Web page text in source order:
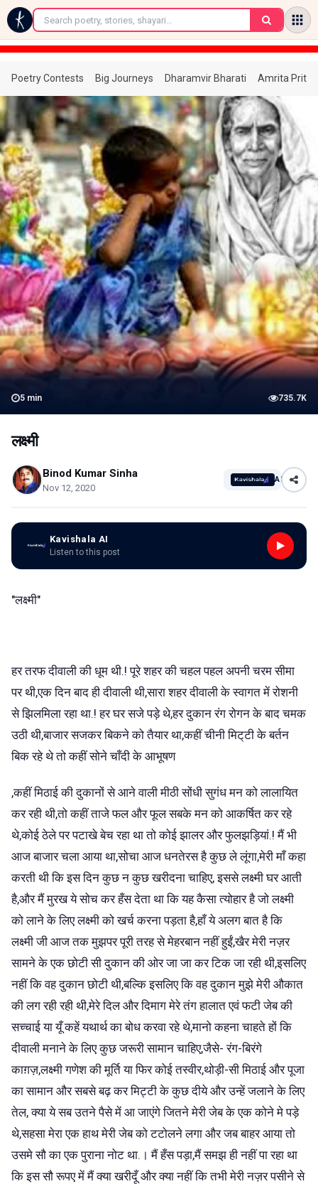
←
Poetry Contests Big Journeys Dharamvir Bharati Amrita
5 min 735.7K
लक्ष्मी
Binod Kumar Sinha
Nov 12, 2020
AI
Kavishala AI
Listen to this post
"लक्ष्मी"
हर तरफ दीवाली की धूम थी.! पूरे शहर की चहल पहल अपनी चरम सीमा
पर थी,एक दिन बाद ही दीवाली थी,सारा शहर दीवाली के स्वागत में रोशनी
से झिलमिला रहा था.! हर घर सजे पड़े थे,हर दुकान रंग रोगन के बाद चमक
उठी थी,बाजार सजकर बिकने को तैयार था,कहीं चीनी मिट्‌टी के बर्तन
बिक रहे थे तो कहीं सोने चाँदी के आभूषण
,कहीं मिठाई की दुकानों से आने वाली मीठी सोंधी सुगंध मन को लालायित
कर रही थी,तो कहीं ताजे फल और फूल सबके मन को आकर्षित कर रहे
थे,कोई ठेले पर पटाखे बेच रहा था तो कोई झालर और फुलझड़ियां.! मैं भी
आज बाजार चला आया था,सोचा आज धनतेरस है कुछ ले लूंगा,मेरी माँ कहा
करती थी कि इस दिन कुछ न कुछ खरीदना चाहिए, इससे लक्ष्मी घर आती
है,और मैं मुरख ये सोच कर हँस देता था कि यह कैसा त्योहार है जो लक्ष्मी
को लाने के लिए लक्ष्मी को खर्च करना पड़ता है,हाँ ये अलग बात है कि
लक्ष्मी जी आज तक मुझपर पूरी तरह से मेहरबान नहीं हुईं,खैर मेरी नज़र
सामने के एक छोटी सी दुकान की ओर जा जा कर टिक जा रही थी,इसलिए
नहीं कि वह दुकान छोटी थी,बल्कि इसलिए कि वह दुकान मुझे मेरी औकात
की लग रही रही थी,मेरे दिल और दिमाग मेरे तंग हालात एवं फटी जेब की
सच्चाई या यूँ कहें यथार्थ का बोध करवा रहे थे,मानो कहना चाहते हों कि
दीवाली मनाने के लिए कुछ जरूरी सामान चाहिए,जैसे- रंग-बिरंगे
काग़ज़,लक्ष्मी गणेश की मूर्ति या फिर कोई तस्वीर,थोड़ी-सी मिठाई और पूजा
का सामान और सबसे बढ़ कर मिट्टी के कुछ दीये और उन्हें जलाने के लिए
तेल, क्या ये सब उतने पैसे में आ जाएंगे जितने मेरी जेब के एक कोने मे पड़े
थे,सहसा मेरा एक हाथ मेरी जेब को टटोलने लगा और जब बाहर आया तो
उसमे सौ का एक पुराना नोट था.। मैं हँस पड़ा,मैं समझ ही नहीं पा रहा था
कि इस सौ रूपए में मैं क्या खरीदूँ और क्या नहीं कि तभी मेरी नज़र पसीने से